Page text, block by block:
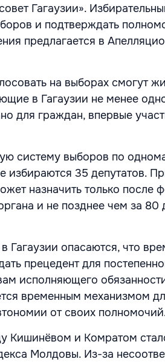
Гагаузии».
и подтверждать
предлагается в
на выборах смогут
в Гагаузии не менее
для граждан, впервые
систему выборов по
избираются 35 депутатов.
назначить только после
и не позднее чем за 80
Гагаузии опасаются, что
прецедент для
исполняющего
временным механизмом
от своих
Кишинёвом и Комратом
Молдовы. Из-за